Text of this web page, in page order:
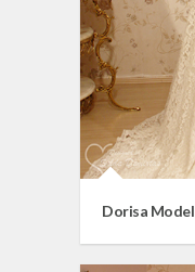
Dorisa Model